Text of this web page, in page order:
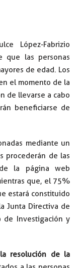
López-Fabrizio
que las personas
de edad. Los
el momento de la
de llevarse a cabo
beneficiarse de
mediante un
procederán de las
la página web
que, el 75%
estará constituido
Junta Directiva de
de Investigación y
resolución de la